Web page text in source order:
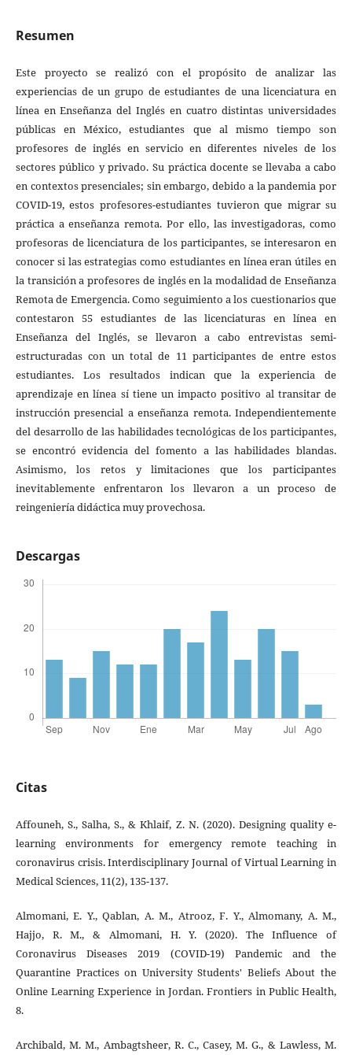
Resumen
Este proyecto se realizó con el propósito de analizar las
experiencias de un grupo de estudiantes de una licenciatura en
línea en Enseñanza del Inglés en cuatro distintas universidades
públicas en México, estudiantes que al mismo tiempo son
profesores de inglés en servicio en diferentes niveles de los
sectores público y privado. Su práctica docente se llevaba a cabo
en contextos presenciales; sin embargo, debido a la pandemia por
COVID-19, estos profesores-estudiantes tuvieron que migrar su
práctica a enseñanza remota. Por ello, las investigadoras, como
profesoras de licenciatura de los participantes, se interesaron en
conocer si las estrategias como estudiantes en línea eran útiles en
la transición a profesores de inglés en la modalidad de Enseñanza
Remota de Emergencia. Como seguimiento a los cuestionarios que
contestaron 55 estudiantes de las licenciaturas en línea en
Enseñanza del Inglés, se llevaron a cabo entrevistas semi-
estructuradas con un total de 11 participantes de entre estos
estudiantes. Los resultados indican que la experiencia de
aprendizaje en línea sí tiene un impacto positivo al transitar de
instrucción presencial a enseñanza remota. Independientemente
del desarrollo de las habilidades tecnológicas de los participantes,
se encontró evidencia del fomento a las habilidades blandas.
Asimismo, los retos y limitaciones que los participantes
inevitablemente enfrentaron los llevaron a un proceso de
reingeniería didáctica muy provechosa.
Descargas
Citas
Affouneh, S., Salha, S., & Khlaif, Z. N. (2020). Designing quality e-
learning environments for emergency remote teaching in
coronavirus crisis. Interdisciplinary Journal of Virtual Learning in
Medical Sciences, 11(2), 135-137.
Almomani, E. Y., Qablan, A. M., Atrooz, F. Y., Almomany, A. M.,
Hajjo, R. M., & Almomani, H. Y. (2020). The Influence of
Coronavirus Diseases 2019 (COVID-19) Pandemic and the
Quarantine Practices on University Students' Beliefs About the
Online Learning Experience in Jordan. Frontiers in Public Health,
8.
Archibald, M. M., Ambagtsheer, R. C., Casey, M. G., & Lawless, M.